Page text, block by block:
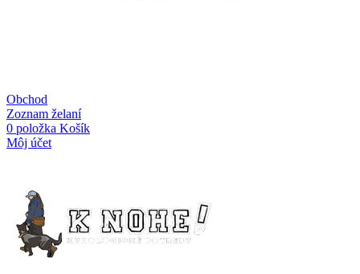
Obchod
Zoznam želaní
0 položka Košík
Môj účet